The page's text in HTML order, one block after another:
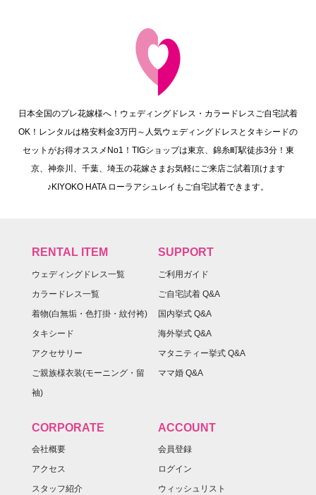
日本全国のプレ花嫁様へ！ウェディングドレス・カラードレスご自宅試着
OK！レンタルは格安料金3万円～人気ウェディングドレスとタキシードの
セットがお得オススメNo1！TIGショップは東京、錦糸町駅徒歩3分！東
京、神奈川、千葉、埼玉の花嫁さまお気軽にご来店ご試着頂けます
♪KIYOKO HATA ローラアシュレイもご自宅試着できます。
RENTAL ITEM
ウェディングドレス一覧
カラードレス一覧
着物(白無垢・色打掛・紋付袴)
タキシード
アクセサリー
ご親族様衣装(モーニング・留
袖)
SUPPORT
ご利用ガイド
ご自宅試着 Q&A
国内挙式 Q&A
海外挙式 Q&A
マタニティー挙式 Q&A
ママ婚 Q&A
CORPORATE
会社概要
アクセス
スタッフ紹介
ACCOUNT
会員登録
ログイン
ウィッシュリスト